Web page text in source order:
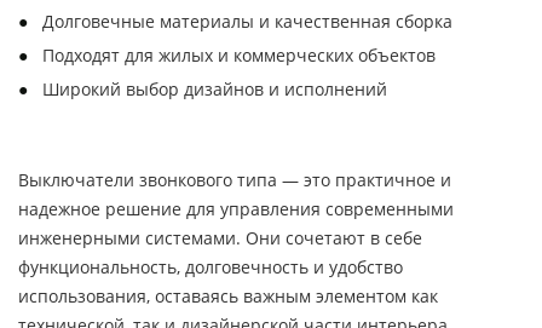
Долговечные материалы и качественная сборка
Подходят для жилых и коммерческих объектов
Широкий выбор дизайнов и исполнений
Выключатели звонкового типа — это практичное и
надежное решение для управления современными
инженерными системами. Они сочетают в себе
функциональность, долговечность и удобство
использования, оставаясь важным элементом как